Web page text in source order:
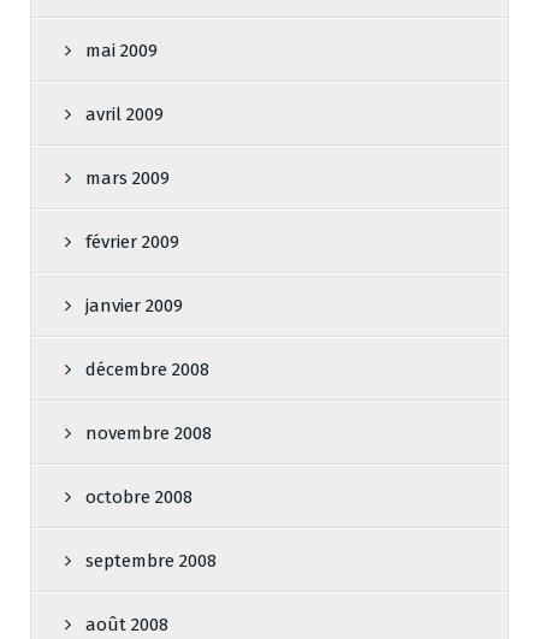
mai 2009
avril 2009
mars 2009
février 2009
janvier 2009
décembre 2008
novembre 2008
octobre 2008
septembre 2008
août 2008